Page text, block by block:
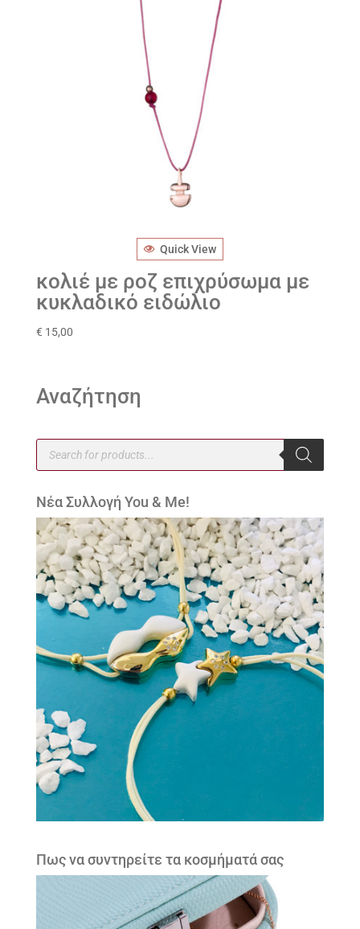
Quick View
κολιέ με ροζ επιχρύσωμα με
κυκλαδικό ειδώλιο
€ 15,00
Αναζήτηση
Products
search
Νέα Συλλογή You & Me!
Πως να συντηρείτε τα κοσμήματά σας